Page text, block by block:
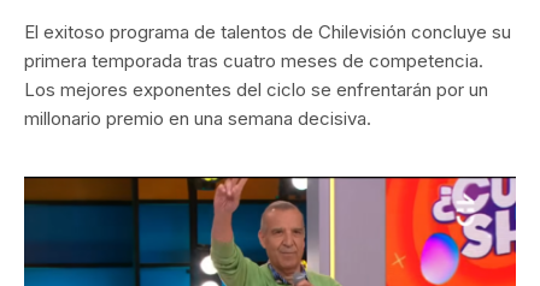
El exitoso programa de talentos de Chilevisión concluye su
primera temporada tras cuatro meses de competencia.
Los mejores exponentes del ciclo se enfrentarán por un
millonario premio en una semana decisiva.